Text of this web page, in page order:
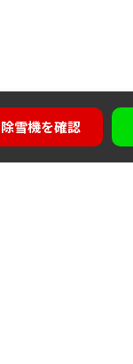
除雪機を確認